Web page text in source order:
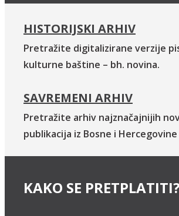
HISTORIJSKI ARHIV
Pretražite digitalizirane verzije
kulturne baštine – bh. novina.
SAVREMENI ARHIV
Pretražite arhiv najznačajnijih
publikacija iz Bosne i
KAKO SE PRETPLATITI?